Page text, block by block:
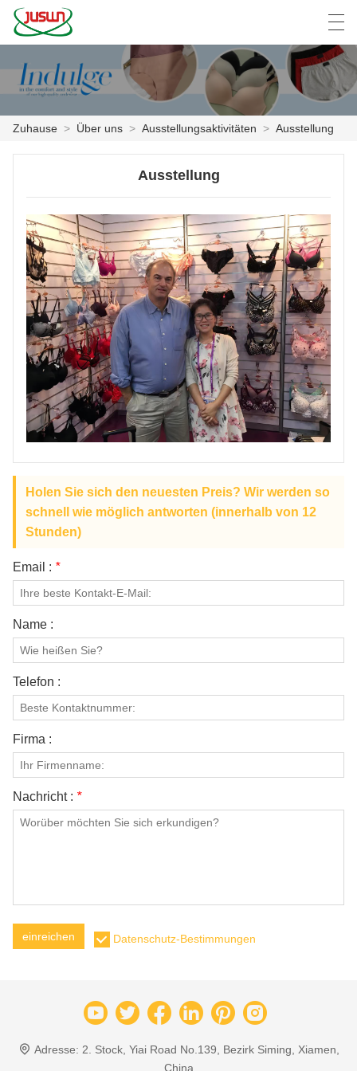
ZUHAUSE
NACHRICHTEN
DER FALL
FABRIK
KONTAKTIERE UNS
ÜBER UNS
Deutsch English Español
Zuhause > Über uns > Ausstellungsaktivitäten > Ausstellung
Ausstellung
Holen Sie sich den neuesten Preis? Wir werden so
schnell wie möglich antworten (innerhalb von 12
Stunden)
Email : *
Name :
Telefon :
Firma :
Nachricht : *
einreichen Datenschutz-Bestimmungen
Adresse: 2. Stock, Yiai Road No.139, Bezirk Siming, Xiamen,
China